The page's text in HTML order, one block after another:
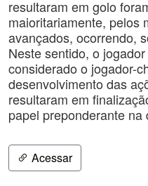
resultaram em golo
maioritariamente, pelos
avançados, ocorrendo,
Neste sentido, o
considerado o jogador-
desenvolvimento das
resultaram em
papel preponderante
Acessar